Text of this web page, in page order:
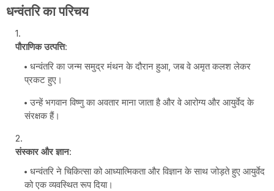
धन्वंतरि का परिचय
पौराणिक उत्पत्ति:
धन्वंतरि का जन्म समुद्र मंथन के दौरान हुआ, जब वे अमृत कलश लेकर
प्रकट हुए।
उन्हें भगवान विष्णु का अवतार माना जाता है और वे आरोग्य और आयुर्वेद के
संरक्षक हैं।
संस्कार और ज्ञान:
धन्वंतरि ने चिकित्सा को आध्यात्मिकता और विज्ञान के साथ जोड़ते हुए आयुर्वेद
को एक व्यवस्थित रूप दिया।